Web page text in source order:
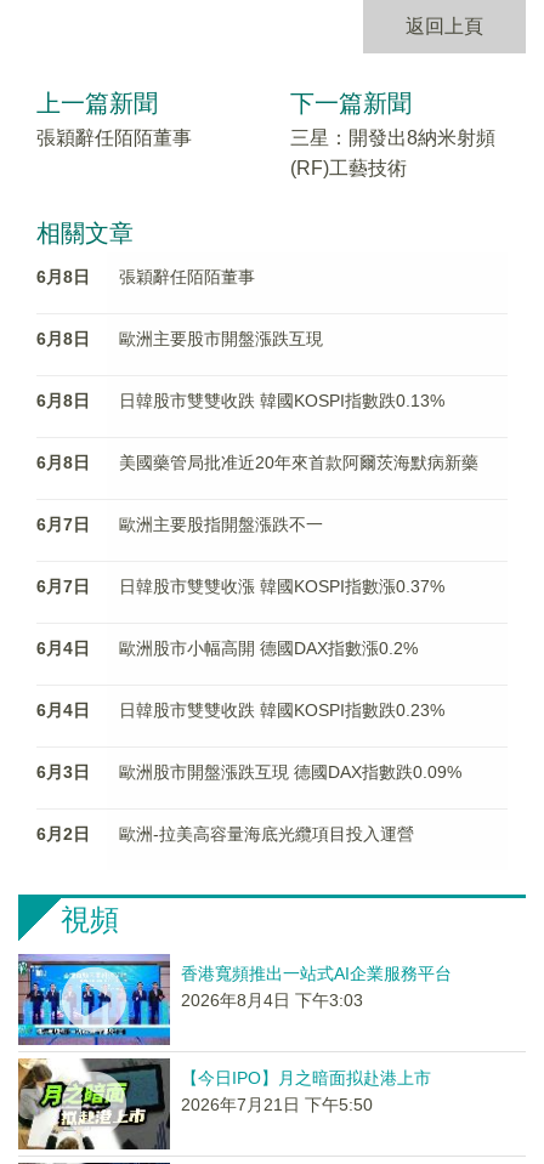
返回上頁
上一篇新聞
張穎辭任陌陌董事
下一篇新聞
三星：開發出8納米射頻
(RF)工藝技術
相關文章
6月8日 張穎辭任陌陌董事
6月8日 歐洲主要股市開盤漲跌互現
6月8日 日韓股市雙雙收跌 韓國KOSPI指數跌0.13%
6月8日 美國藥管局批准近20年來首款阿爾茨海默病新藥
6月7日 歐洲主要股指開盤漲跌不一
6月7日 日韓股市雙雙收漲 韓國KOSPI指數漲0.37%
6月4日 歐洲股市小幅高開 德國DAX指數漲0.2%
6月4日 日韓股市雙雙收跌 韓國KOSPI指數跌0.23%
6月3日 歐洲股市開盤漲跌互現 德國DAX指數跌0.09%
6月2日 歐洲-拉美高容量海底光纜項目投入運營
視頻
香港寬頻推出一站式AI企業服務平台
2026年8月4日 下午3:03
【今日IPO】月之暗面拟赴港上市
2026年7月21日 下午5:50